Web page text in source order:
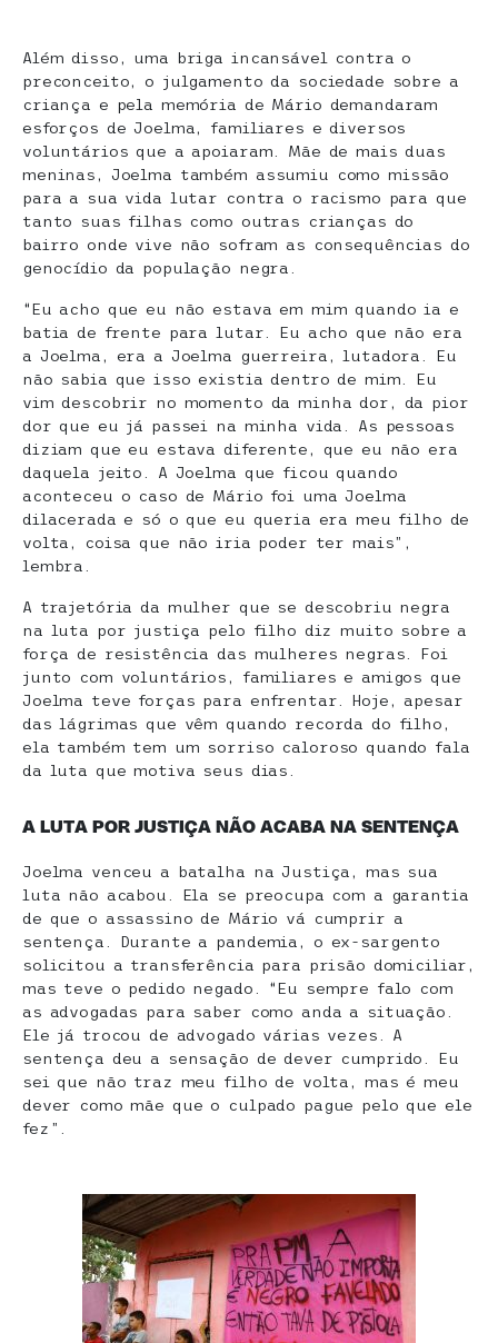
Além disso, uma briga incansável contra o
preconceito, o julgamento da sociedade sobre a
criança e pela memória de Mário demandaram
esforços de Joelma, familiares e diversos
voluntários que a apoiaram. Mãe de mais duas
meninas, Joelma também assumiu como missão
para a sua vida lutar contra o racismo para que
tanto suas filhas como outras crianças do
bairro onde vive não sofram as consequências do
genocídio da população negra.
“Eu acho que eu não estava em mim quando ia e
batia de frente para lutar. Eu acho que não era
a Joelma, era a Joelma guerreira, lutadora. Eu
não sabia que isso existia dentro de mim. Eu
vim descobrir no momento da minha dor, da pior
dor que eu já passei na minha vida. As pessoas
diziam que eu estava diferente, que eu não era
daquela jeito. A Joelma que ficou quando
aconteceu o caso de Mário foi uma Joelma
dilacerada e só o que eu queria era meu filho de
volta, coisa que não iria poder ter mais”,
lembra.
A trajetória da mulher que se descobriu negra
na luta por justiça pelo filho diz muito sobre a
força de resistência das mulheres negras. Foi
junto com voluntários, familiares e amigos que
Joelma teve forças para enfrentar. Hoje, apesar
das lágrimas que vêm quando recorda do filho,
ela também tem um sorriso caloroso quando fala
da luta que motiva seus dias.
A LUTA POR JUSTIÇA NÃO ACABA NA SENTENÇA
Joelma venceu a batalha na Justiça, mas sua
luta não acabou. Ela se preocupa com a garantia
de que o assassino de Mário vá cumprir a
sentença. Durante a pandemia, o ex-sargento
solicitou a transferência para prisão domiciliar,
mas teve o pedido negado. “Eu sempre falo com
as advogadas para saber como anda a situação.
Ele já trocou de advogado várias vezes. A
sentença deu a sensação de dever cumprido. Eu
sei que não traz meu filho de volta, mas é meu
dever como mãe que o culpado pague pelo que ele
fez”.